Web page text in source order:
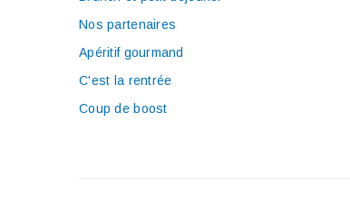
Nos partenaires
Apéritif gourmand
C'est la rentrée
Coup de boost